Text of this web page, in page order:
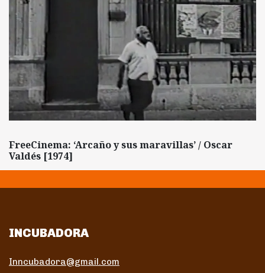
FreeCinema: ‘Arcaño y sus maravillas’ / Oscar
Valdés [1974]
INCUBADORA
Inncubadora@gmail.com